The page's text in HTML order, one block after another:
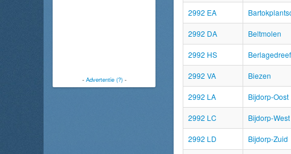
- Advertentie (?)-
2992 EA
2992 DA Beltmolen
2992 HS Berlagedreef
2992 VA Biezen
2992 LA Bijdorp-Oost
2992 LC Bijdorp-West
2992 LD Bijdorp-Zuid